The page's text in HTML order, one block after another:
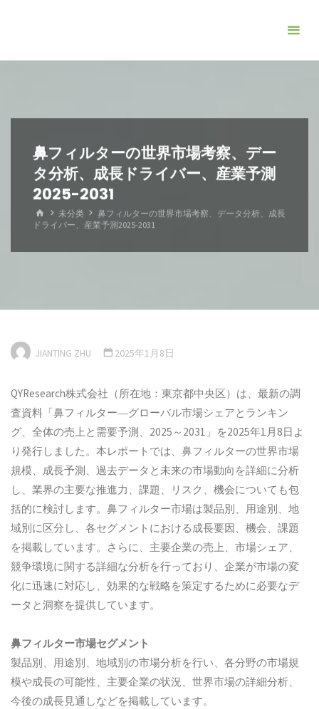
鼻フィルターの世界市場考察、デー
タ分析、成長ドライバー、産業予測
2025-2031
ホ
ー
未分类
鼻フィルターの世界市場考察、データ分析、成長
ドライバー、産業予測2025-2031
JIANTING ZHU 2025年1月8日
QYResearch株式会社（所在地：東京都中央区）は、最新の調
査資料「鼻フィルター―グローバル市場シェアとランキン
グ、全体の売上と需要予測、2025～2031」を2025年1月8日よ
り発行しました。本レポートでは、鼻フィルターの世界市場
規模、成長予測、過去データと未来の市場動向を詳細に分析
し、業界の主要な推進力、課題、リスク、機会についても包
括的に検討します。鼻フィルター市場は製品別、用途別、地
域別に区分し、各セグメントにおける成長要因、機会、課題
を掲載しています。さらに、主要企業の売上、市場シェア、
競争環境に関する詳細な分析を行っており、企業が市場の変
化に迅速に対応し、効果的な戦略を策定するために必要なデ
ータと洞察を提供しています。
鼻フィルター市場セグメント
製品別、用途別、地域別の市場分析を行い、各分野の市場規
模や成長の可能性、主要企業の状況、世界市場の詳細分析、
今後の成長見通しなどを掲載しています。